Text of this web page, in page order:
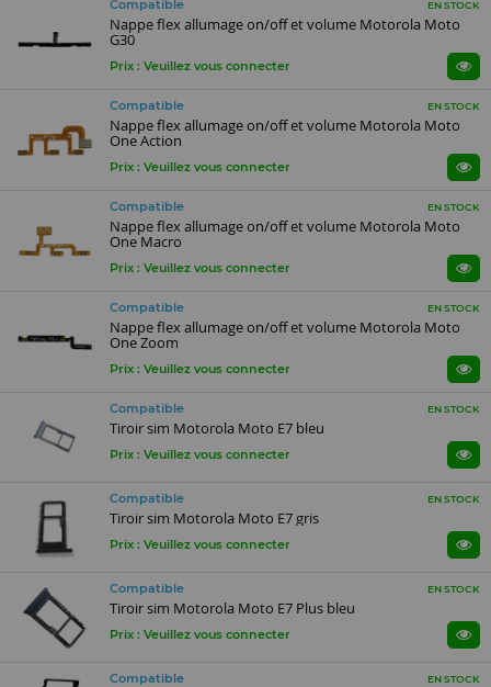
Compatible EN STOCK
Nappe flex allumage on/off et volume Motorola Moto
G30
Prix : Veuillez vous connecter
Compatible EN STOCK
Nappe flex allumage on/off et volume Motorola Moto
One Action
Prix : Veuillez vous connecter
Compatible EN STOCK
Nappe flex allumage on/off et volume Motorola Moto
One Macro
Prix : Veuillez vous connecter
Compatible EN STOCK
Nappe flex allumage on/off et volume Motorola Moto
One Zoom
Prix : Veuillez vous connecter
Compatible EN STOCK
Tiroir sim Motorola Moto E7 bleu
Prix : Veuillez vous connecter
Compatible EN STOCK
Tiroir sim Motorola Moto E7 gris
Prix : Veuillez vous connecter
Compatible EN STOCK
Tiroir sim Motorola Moto E7 Plus bleu
Prix : Veuillez vous connecter
Compatible EN STOCK